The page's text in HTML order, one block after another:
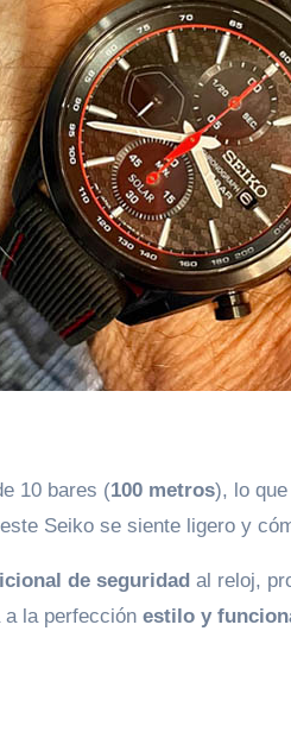
10 bares (100 metros), lo
Seiko se siente ligero y
de seguridad al reloj,
a la perfección estilo y